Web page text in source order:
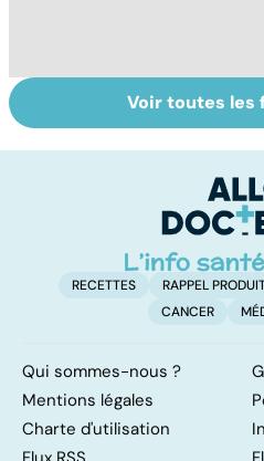
L'avortement :
quels délais,
Voir toutes les
RECETTES RAPPEL
CANCER
Qui sommes-nous ?
Mentions légales
Charte d'utilisation